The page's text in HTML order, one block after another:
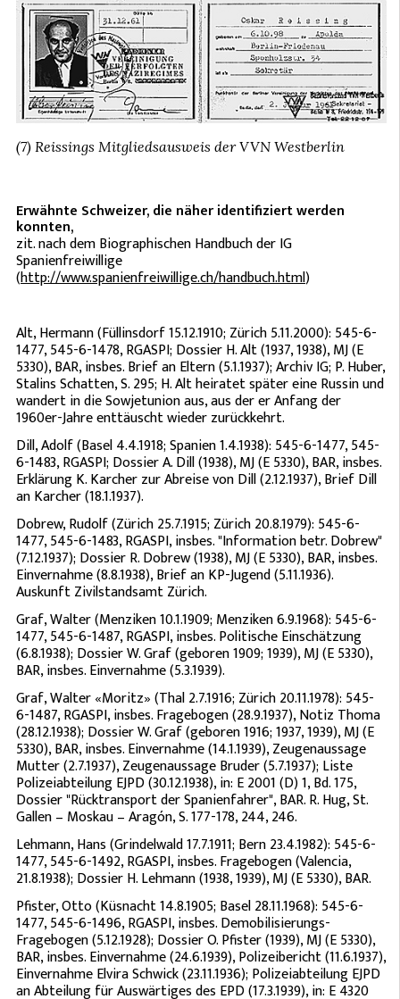
(7) Reissings Mitgliedsausweis der VVN Westberlin
Erwähnte Schweizer, die näher identifiziert werden
konnten,
zit. nach dem Biographischen Handbuch der IG
Spanienfreiwillige
(http://www.spanienfreiwillige.ch/handbuch.html)
Alt, Hermann (Füllinsdorf 15.12.1910; Zürich 5.11.2000): 545-6-
1477, 545-6-1478, RGASPI; Dossier H. Alt (1937, 1938), MJ (E
5330), BAR, insbes. Brief an Eltern (5.1.1937); Archiv IG; P. Huber,
Stalins Schatten, S. 295; H. Alt heiratet später eine Russin und
wandert in die Sowjetunion aus, aus der er Anfang der
1960er-Jahre enttäuscht wieder zurückkehrt.
Dill, Adolf (Basel 4.4.1918; Spanien 1.4.1938): 545-6-1477, 545-
6-1483, RGASPI; Dossier A. Dill (1938), MJ (E 5330), BAR, insbes.
Erklärung K. Karcher zur Abreise von Dill (2.12.1937), Brief Dill
an Karcher (18.1.1937).
Dobrew, Rudolf (Zürich 25.7.1915; Zürich 20.8.1979): 545-6-
1477, 545-6-1483, RGASPI, insbes. "Information betr. Dobrew"
(7.12.1937); Dossier R. Dobrew (1938), MJ (E 5330), BAR, insbes.
Einvernahme (8.8.1938), Brief an KP-Jugend (5.11.1936).
Auskunft Zivilstandsamt Zürich.
Graf, Walter (Menziken 10.1.1909; Menziken 6.9.1968): 545-6-
1477, 545-6-1487, RGASPI, insbes. Politische Einschätzung
(6.8.1938); Dossier W. Graf (geboren 1909; 1939), MJ (E 5330),
BAR, insbes. Einvernahme (5.3.1939).
Graf, Walter «Moritz» (Thal 2.7.1916; Zürich 20.11.1978): 545-
6-1487, RGASPI, insbes. Fragebogen (28.9.1937), Notiz Thoma
(28.12.1938); Dossier W. Graf (geboren 1916; 1937, 1939), MJ (E
5330), BAR, insbes. Einvernahme (14.1.1939), Zeugenaussage
Mutter (2.7.1937), Zeugenaussage Bruder (5.7.1937); Liste
Polizeiabteilung EJPD (30.12.1938), in: E 2001 (D) 1, Bd. 175,
Dossier "Rücktransport der Spanienfahrer", BAR. R. Hug, St.
Gallen – Moskau – Aragón, S. 177-178, 244, 246.
Lehmann, Hans (Grindelwald 17.7.1911; Bern 23.4.1982): 545-6-
1477, 545-6-1492, RGASPI, insbes. Fragebogen (Valencia,
21.8.1938); Dossier H. Lehmann (1938, 1939), MJ (E 5330), BAR.
Pfister, Otto (Küsnacht 14.8.1905; Basel 28.11.1968): 545-6-
1477, 545-6-1496, RGASPI, insbes. Demobilisierungs-
Fragebogen (5.12.1928); Dossier O. Pfister (1939), MJ (E 5330),
BAR, insbes. Einvernahme (24.6.1939), Polizeibericht (11.6.1937),
Einvernahme Elvira Schwick (23.11.1936); Polizeiabteilung EJPD
an Abteilung für Auswärtiges des EPD (17.3.1939), in: E 4320